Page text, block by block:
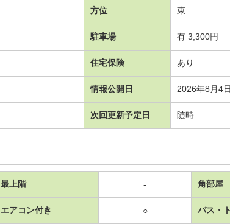
方位 東
駐車場 有 3,300円
住宅保険 あり
情報公開日 2026年8月4日
次回更新予定日 随時
最上階 - 角部屋
エアコン付き ○ バス・